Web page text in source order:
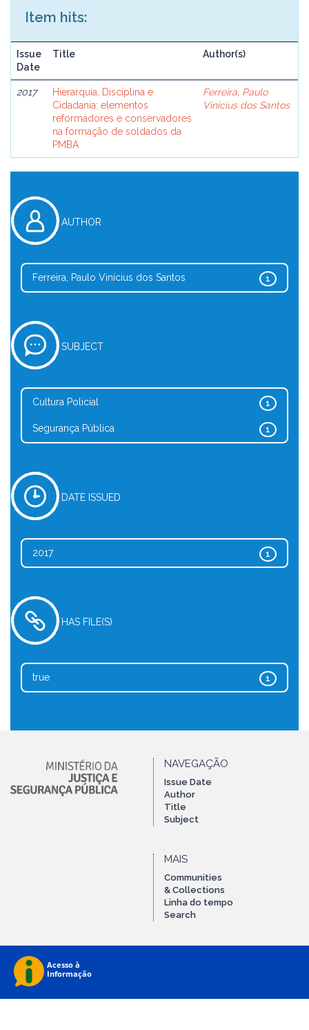
Item hits:
Issue
Date
Title Author(s)
2017
Hierarquia, Disciplina e
Cidadania: elementos
reformadores e conservadores
na formação de soldados da
PMBA
Ferreira, Paulo
Vinícius dos Santos
AUTHOR
1
Ferreira, Paulo Vinícius dos Santos
SUBJECT
1
Cultura Policial
1
Segurança Pública
DATE ISSUED
1
2017
HAS FILE(S)
1
true
NAVEGAÇÃO
Issue Date
Author
Title
Subject
MAIS
Communities
& Collections
Linha do tempo
Search